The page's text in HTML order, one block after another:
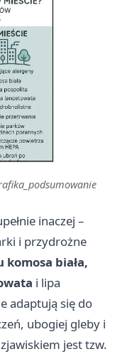
inaczej –
i przydrożne
biała,
i lipa
adaptują się do
ubogiej gleby i
jest tzw.